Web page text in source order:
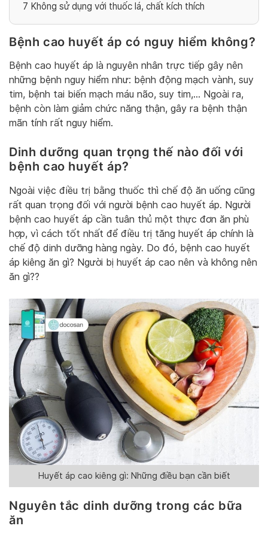
7 Không sử dụng với thuốc lá, chất kích thích
Bệnh cao huyết áp có nguy hiểm không?
Bệnh cao huyết áp là nguyên nhân trực tiếp gây nên
những bệnh nguy hiểm như: bệnh động mạch vành, suy
tim, bệnh tai biến mạch máu não, suy tim,… Ngoài ra,
bệnh còn làm giảm chức năng thận, gây ra bệnh thận
mãn tính rất nguy hiểm.
Dinh dưỡng quan trọng thế nào đối với
bệnh cao huyết áp?
Ngoài việc điều trị bằng thuốc thì chế độ ăn uống cũng
rất quan trọng đối với người bệnh cao huyết áp. Người
bệnh cao huyết áp cần tuân thủ một thực đơn ăn phù
hợp, vì cách tốt nhất để điều trị tăng huyết áp chính là
chế độ dinh dưỡng hàng ngày. Do đó, bệnh cao huyết
áp kiêng ăn gì? Người bị huyết áp cao nên và không nên
ăn gì??
Huyết áp cao kiêng gì: Những điều bạn cần biết
Nguyên tắc dinh dưỡng trong các bữa
ăn